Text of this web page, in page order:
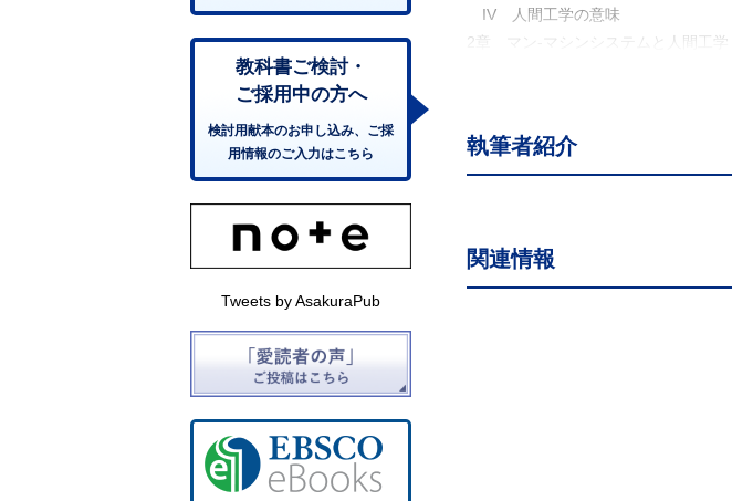
IV 人間工学の意味
2章 マン-マシンシステムと人間工学
I 生理的特性
1．人間の器官
1．受容器の基本特性
2．認知過程
執筆者紹介
関連情報
教科書ご検討・
ご採用中の方へ
検討用献本のお申し込み、ご採
用情報のご入力はこちら
Tweets by AsakuraPub